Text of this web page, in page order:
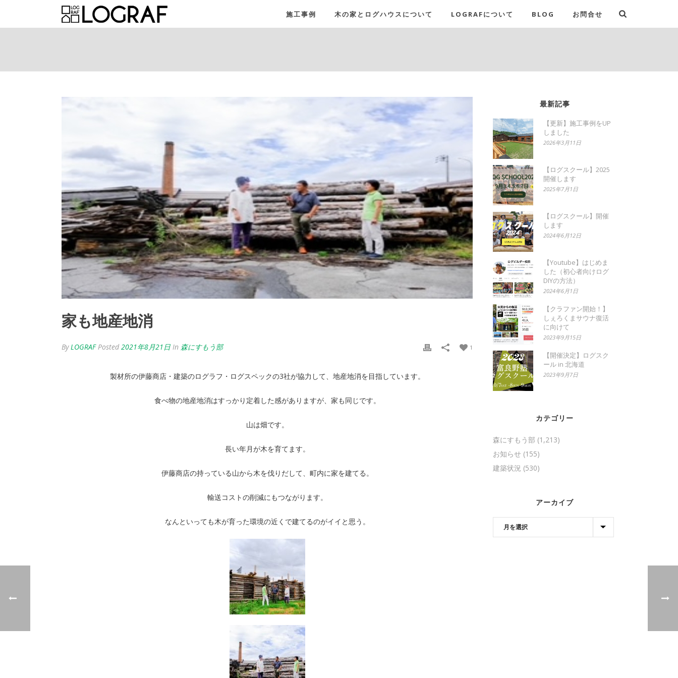
施工事例 木の家とログハウスについて LOGRAFについて BLOG お問合せ
家も地産地消
ByLOGRAF Posted 2021年8月21日 In 森にすもう部 1
製材所の伊藤商店・建築のログラフ・ログスペックの3社が協力して、地産地消を目指しています。
食べ物の地産地消はすっかり定着した感がありますが、家も同じです。
山は畑です。
長い年月が木を育てます。
伊藤商店の持っている山から木を伐りだして、町内に家を建てる。
輸送コストの削減にもつながります。
なんといっても木が育った環境の近くで建てるのがイイと思う。
最新記事
【更新】施工事例をUP
しました
2026年3月11日
【ログスクール】2025
開催します
2025年7月1日
【ログスクール】開催
します
2024年6月12日
【Youtube】はじめま
した（初心者向けログ
DIYの方法）
2024年6月1日
【クラファン開始！】
しぇろくまサウナ復活
に向けて
2023年9月15日
【開催決定】ログスク
ール in 北海道
2023年9月7日
カテゴリー
森にすもう部 (1,213)
お知らせ (155)
建築状況 (530)
アーカイブ